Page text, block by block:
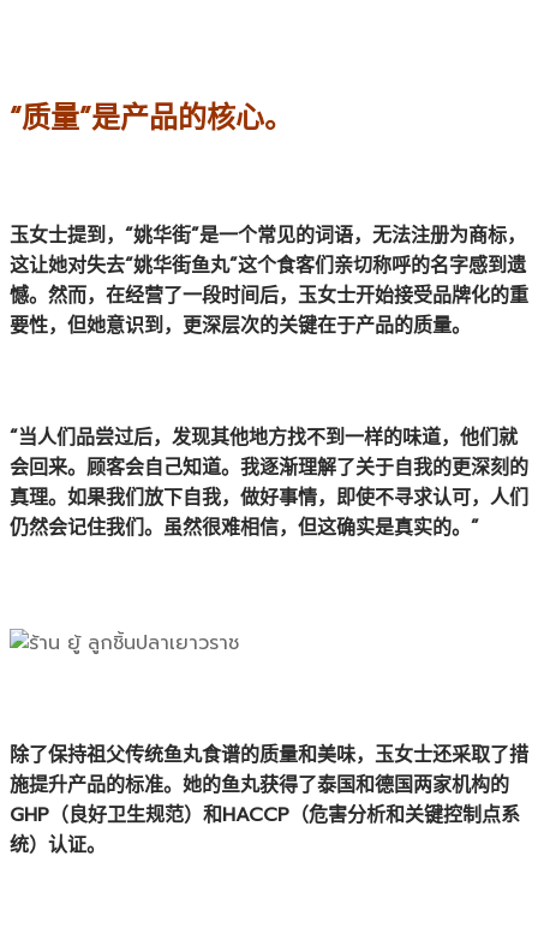
“质量”是产品的核心。
玉女士提到，“姚华街”是一个常见的词语，无法注册为商标，
这让她对失去“姚华街鱼丸”这个食客们亲切称呼的名字感到遗
憾。然而，在经营了一段时间后，玉女士开始接受品牌化的重
要性，但她意识到，更深层次的关键在于产品的质量。
“当人们品尝过后，发现其他地方找不到一样的味道，他们就
会回来。顾客会自己知道。我逐渐理解了关于自我的更深刻的
真理。如果我们放下自我，做好事情，即使不寻求认可，人们
仍然会记住我们。虽然很难相信，但这确实是真实的。”
除了保持祖父传统鱼丸食谱的质量和美味，玉女士还采取了措
施提升产品的标准。她的鱼丸获得了泰国和德国两家机构的
GHP（良好卫生规范）和HACCP（危害分析和关键控制点系
统）认证。